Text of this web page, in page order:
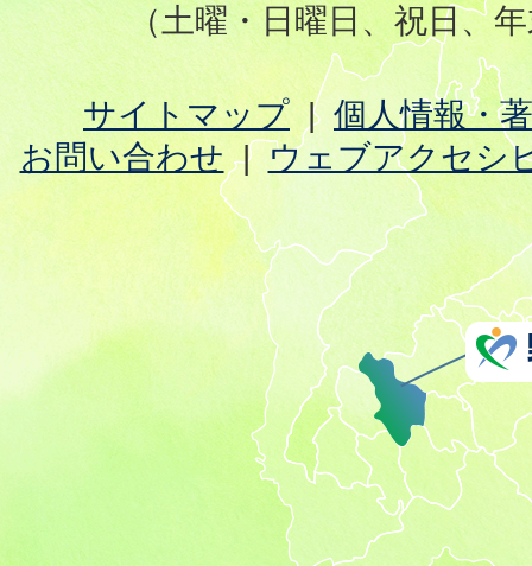
（土曜・日曜日、祝日、
サイトマップ
個人情報・
お問い合わせ
ウェブアクセシ